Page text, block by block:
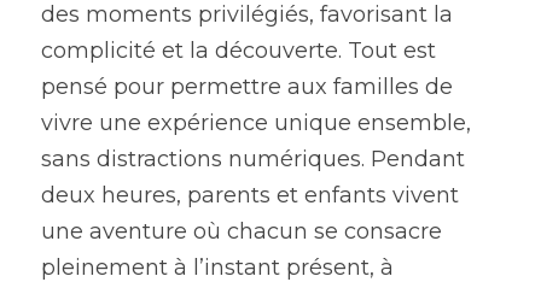
des moments privilégiés, favorisant la
complicité et la découverte. Tout est
pensé pour permettre aux familles de
vivre une expérience unique ensemble,
sans distractions numériques. Pendant
deux heures, parents et enfants vivent
une aventure où chacun se consacre
pleinement à l’instant présent, à